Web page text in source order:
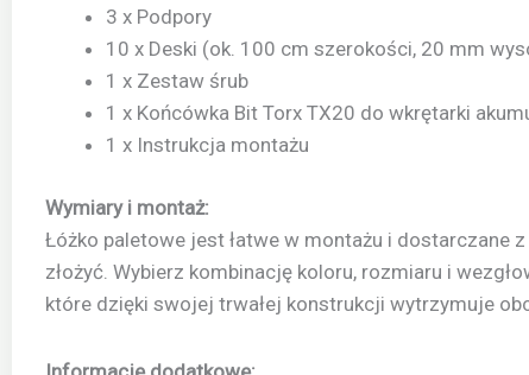
3 x Podpory
10 x Deski (ok. 100 cm szerokości, 20 mm
1 x Zestaw śrub
1 x Końcówka Bit Torx TX20 do wkrętarki
1 x Instrukcja montażu
Wymiary i montaż:
Łóżko paletowe jest łatwe w montażu i dostarczane
złożyć. Wybierz kombinację koloru, rozmiaru i
które dzięki swojej trwałej konstrukcji wytrzymuje